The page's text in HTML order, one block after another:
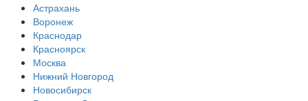
Астрахань
Воронеж
Краснодар
Красноярск
Москва
Нижний Новгород
Новосибирск